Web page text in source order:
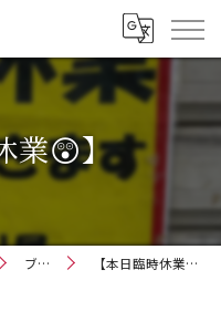
業😲】
ブログ 【本日臨時休業😲】